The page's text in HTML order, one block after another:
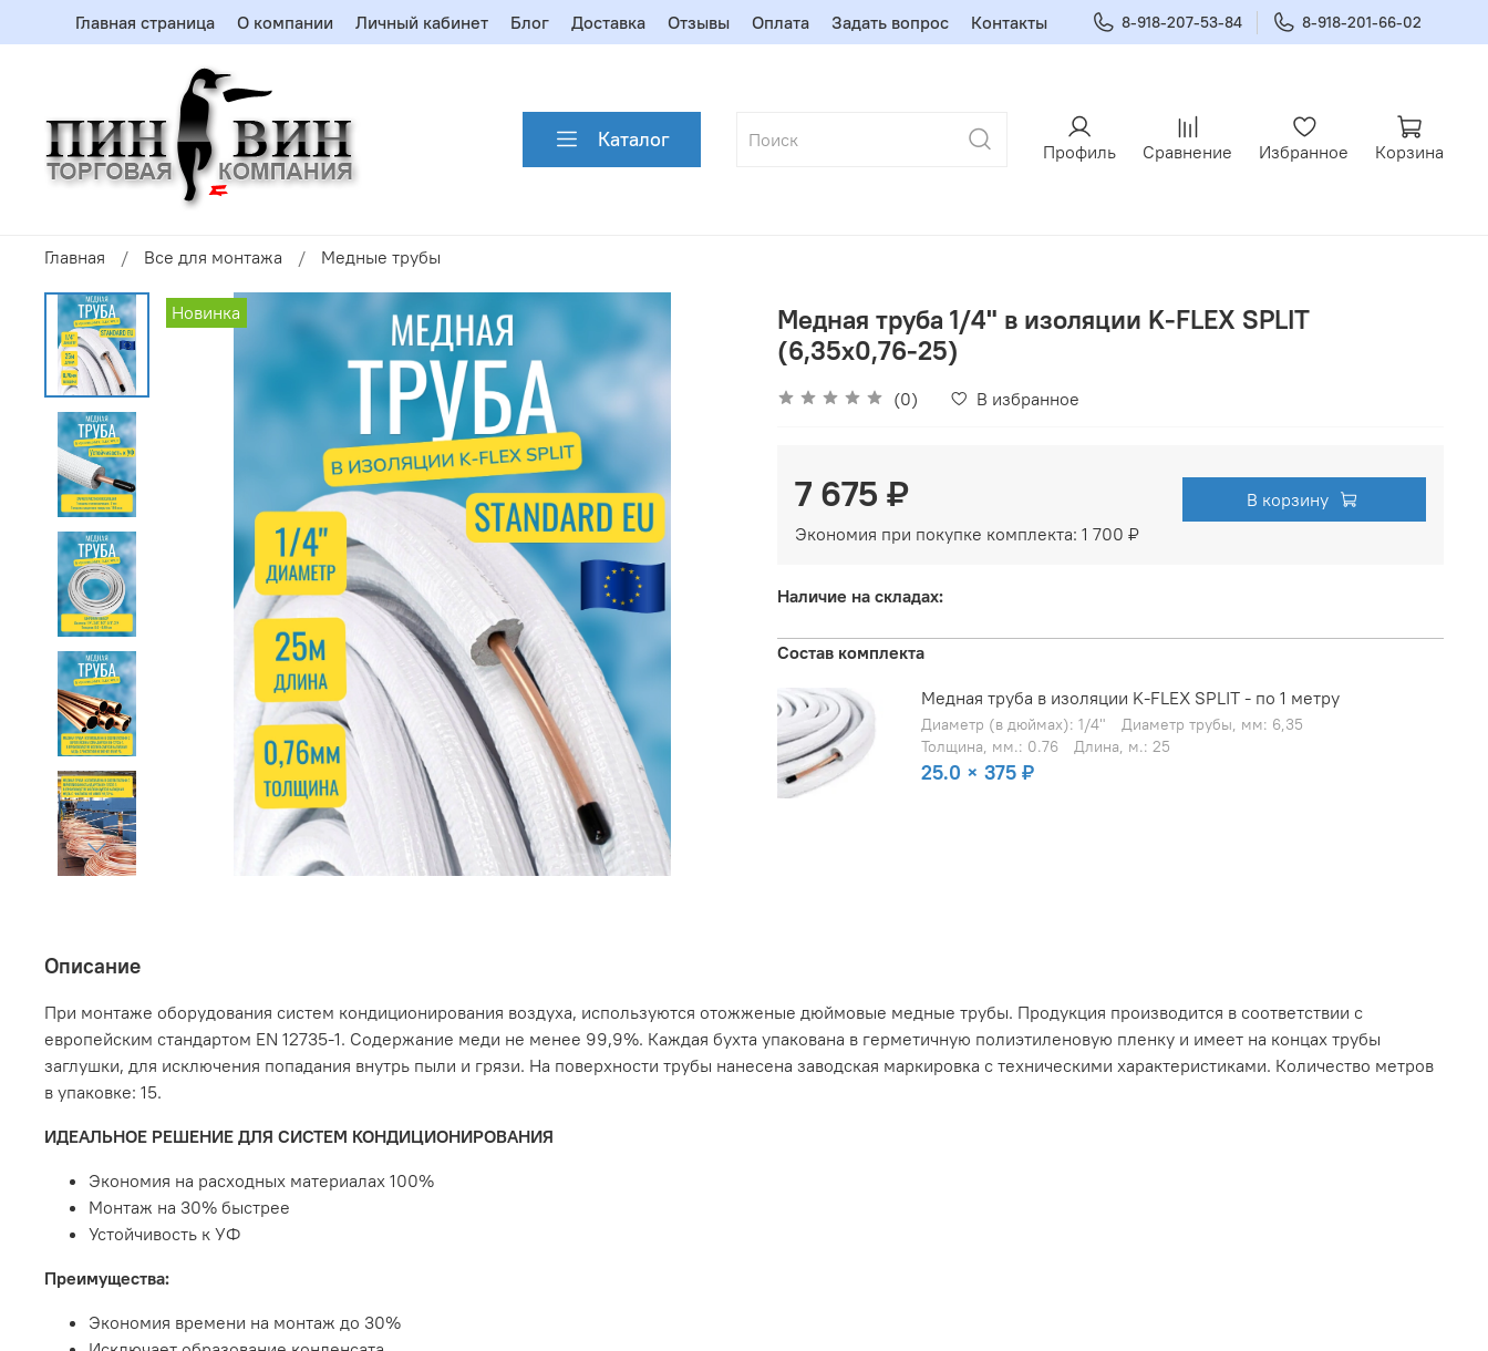
Главная страница О компании Личный кабинет Блог Доставка Отзывы Оплата Задать вопрос Контакты 8-918-207-53-84 8-918-201-66-02
Каталог Профиль Сравнение Избранное Корзина
Главная Все для монтажа Медные трубы
Новинка
Медная труба 1/4" в изоляции K-FLEX SPLIT
(6,35x0,76-25)
(0) В избранное
7 675 ₽
Экономия при покупке комплекта: 1 700 ₽
В корзину
Наличие на складах:
Состав комплекта
Медная труба в изоляции K-FLEX SPLIT - по 1 метру
Диаметр (в дюймах): 1/4"
Диаметр трубы, мм: 6,35
Толщина, мм.: 0.76
Длина, м.: 25
25.0 × 375 ₽
Описание
При монтаже оборудования систем кондиционирования воздуха, используются отожженые дюймовые медные трубы. Продукция производится в соответствии с
европейским стандартом EN 12735-1. Содержание меди не менее 99,9%. Каждая бухта упакована в герметичную полиэтиленовую пленку и имеет на концах трубы
заглушки, для исключения попадания внутрь пыли и грязи. На поверхности трубы нанесена заводская маркировка с техническими характеристиками. Количество метров
в упаковке: 15.
ИДЕАЛЬНОЕ РЕШЕНИЕ ДЛЯ СИСТЕМ КОНДИЦИОНИРОВАНИЯ
Экономия на расходных материалах 100%
Монтаж на 30% быстрее
Устойчивость к УФ
Преимущества:
Экономия времени на монтаж до 30%